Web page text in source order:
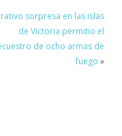
sorpresa en las islas
de Victoria permitio el
de ocho armas de
fuego »